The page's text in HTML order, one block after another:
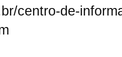
centro-de-